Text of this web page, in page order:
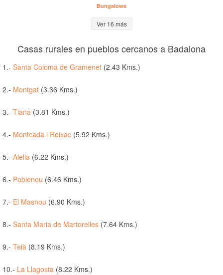
Bungalows
Ver 16 más
Casas rurales en pueblos cercanos a Badalona
1.- Santa Coloma de Gramenet (2.43 Kms.)
2.- Montgat (3.36 Kms.)
3.- Tiana (3.81 Kms.)
4.- Montcada i Reixac (5.92 Kms.)
5.- Alella (6.22 Kms.)
6.- Poblenou (6.46 Kms.)
7.- El Masnou (6.90 Kms.)
8.- Santa Maria de Martorelles (7.64 Kms.)
9.- Teià (8.19 Kms.)
10.- La Llagosta (8.22 Kms.)